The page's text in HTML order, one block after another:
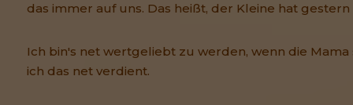
das immer auf uns. Das heißt, der Kleine hat
Ich bin's net wertgeliebt zu werden, wenn die
ich das net verdient.